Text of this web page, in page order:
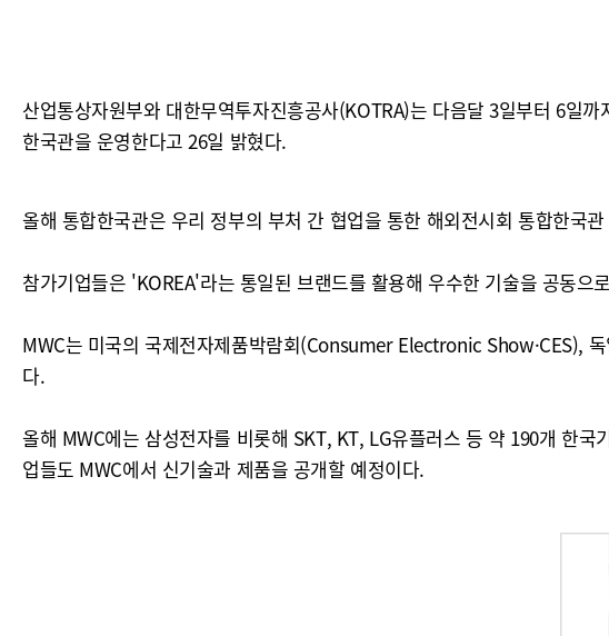
산업통상자원부와 대한무역투자진흥공사(KOTRA)는 다음달 3일부터 6일
한국관을 운영한다고 26일 밝혔다.
올해 통합한국관은 우리 정부의 부처 간 협업을 통한 해외전시회 통합한국
참가기업들은 'KOREA'라는 통일된 브랜드를 활용해 우수한 기술을 공동
MWC는 미국의 국제전자제품박람회(Consumer Electronic Show·CES),
다.
올해 MWC에는 삼성전자를 비롯해 SKT, KT, LG유플러스 등 약 190개 한
업들도 MWC에서 신기술과 제품을 공개할 예정이다.